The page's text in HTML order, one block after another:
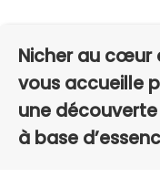
Nicher au cœur
vous accueille
une
à base